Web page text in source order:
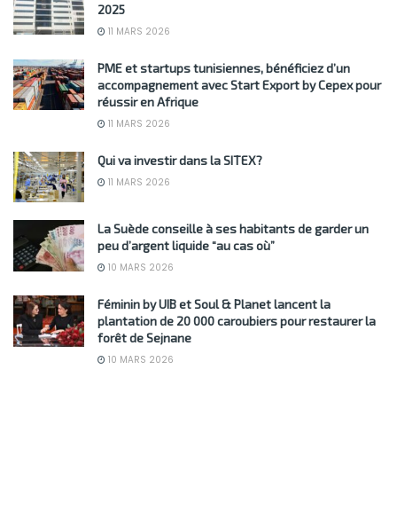
2025
11 MARS 2026
PME et startups tunisiennes, bénéficiez d’un
accompagnement avec Start Export by Cepex pour
réussir en Afrique
11 MARS 2026
Qui va investir dans la SITEX?
11 MARS 2026
La Suède conseille à ses habitants de garder un
peu d’argent liquide “au cas où”
10 MARS 2026
Féminin by UIB et Soul & Planet lancent la
plantation de 20 000 caroubiers pour restaurer la
forêt de Sejnane
10 MARS 2026